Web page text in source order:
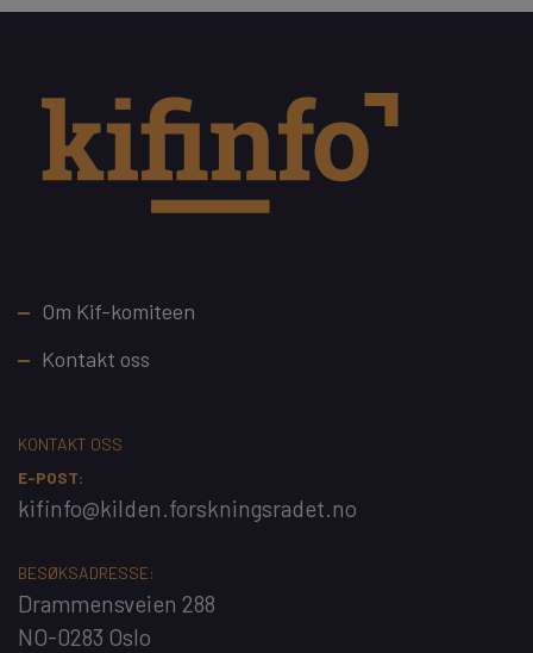
Footer
Om Kif-komiteen
Kontakt oss
KONTAKT OSS
E-POST:
kifinfo@kilden.forskningsradet.no
BESØKSADRESSE:
Drammensveien 288
NO-0283 Oslo